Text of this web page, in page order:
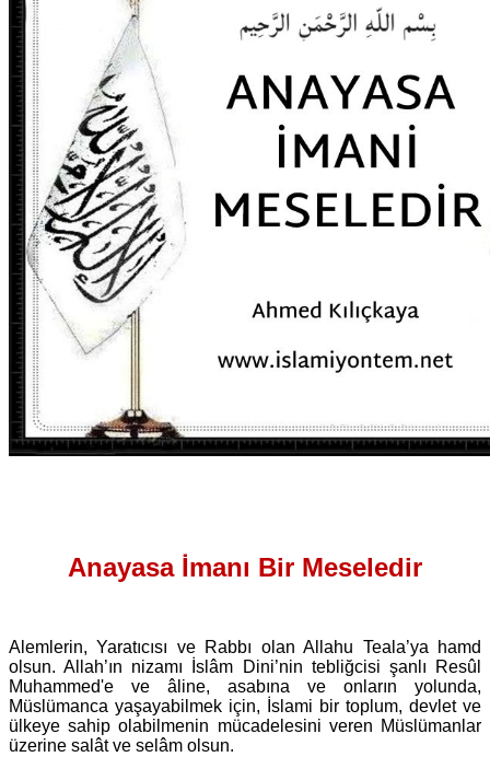
Anayasa İmanı Bir Meseledir
Alemlerin, Yaratıcısı ve Rabbı olan Allahu Teala’ya hamd
olsun. Allah’ın nizamı İslâm Dini’nin tebliğcisi şanlı Resûl
Muhammed'e ve âline, asabına ve onların yolunda,
Müslümanca yaşayabilmek için, İslami bir toplum, devlet ve
ülkeye sahip olabilmenin mücadelesini veren Müslümanlar
üzerine salât ve selâm olsun.